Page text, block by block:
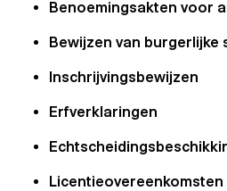
Benoemingsakten voor
Bewijzen van burgerlijke
Inschrijvingsbewijzen
Erfverklaringen
Licentieovereenkomsten